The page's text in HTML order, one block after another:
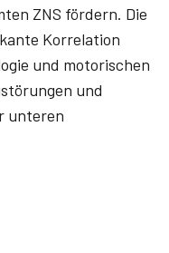
ZNS fördern. Die
Korrelation
und motorischen
und
unteren